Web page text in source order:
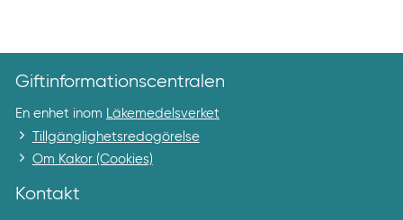
Giftinformationscentralen
En enhet inom Läkemedelsverket
Tillgänglighetsredogörelse
Om Kakor (Cookies)
Kontakt